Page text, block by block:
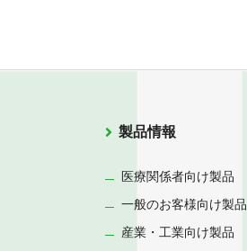
製品情報
医療関係者向け製品
一般のお客様向け製品
産業・工業向け製品